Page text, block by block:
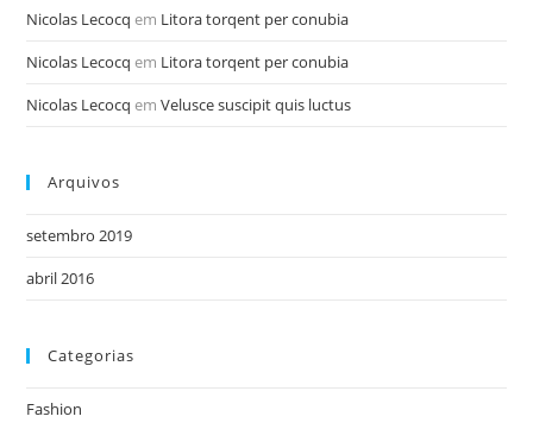
Nicolas Lecocq em Litora torqent per conubia
Nicolas Lecocq em Litora torqent per conubia
Nicolas Lecocq emVelusce suscipit quis luctus
Arquivos
setembro 2019
abril 2016
Categorias
Fashion